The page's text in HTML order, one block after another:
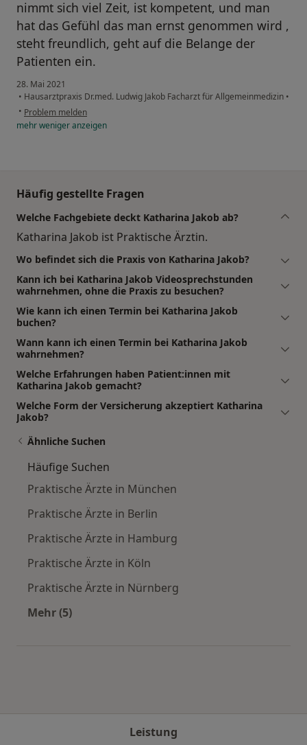
nimmt sich viel Zeit, ist kompetent, und man
hat das Gefühl das man ernst genommen wird ,
steht freundlich, geht auf die Belange der
Patienten ein.
28. Mai 2021
• Hausarztpraxis Dr.med. Ludwig Jakob Facharzt für Allgemeinmedizin •
• Problem melden
mehrwenigeranzeigen
Häufig gestellte Fragen
Welche Fachgebiete deckt Katharina Jakob ab?
Katharina Jakob ist Praktische Ärztin.
Wo befindet sich die Praxis von Katharina Jakob?
Kann ich bei Katharina Jakob Videosprechstunden
wahrnehmen, ohne die Praxis zu besuchen?
Wie kann ich einen Termin bei Katharina Jakob
buchen?
Wann kann ich einen Termin bei Katharina Jakob
wahrnehmen?
Welche Erfahrungen haben Patient:innen mit
Katharina Jakob gemacht?
Welche Form der Versicherung akzeptiert Katharina
Jakob?
Ähnliche Suchen
Häufige Suchen
Praktische Ärzte in München
Praktische Ärzte in Berlin
Praktische Ärzte in Hamburg
Praktische Ärzte in Köln
Praktische Ärzte in Nürnberg
Mehr (5)
Leistung